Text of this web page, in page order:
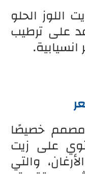
اللوز الحلو
على ترطيب
خصيصًا
على زيت
والتي